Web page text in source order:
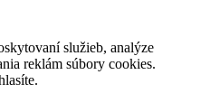
služieb, analýze
reklám súbory cookies.